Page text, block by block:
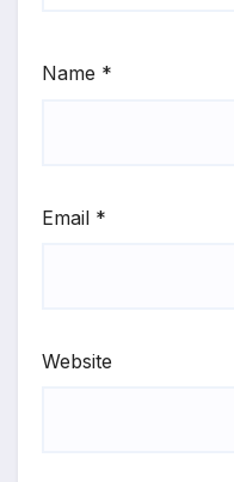
Name *
Email *
Website